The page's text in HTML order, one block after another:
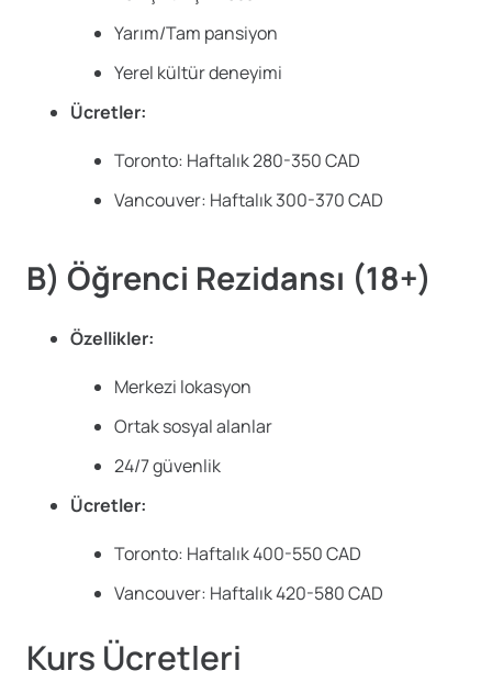
Yarım/Tam pansiyon
Yerel kültür deneyimi
Ücretler:
Toronto: Haftalık 280-350 CAD
Vancouver: Haftalık 300-370 CAD
B) Öğrenci Rezidansı (18+)
Özellikler:
Merkezi lokasyon
Ortak sosyal alanlar
24/7 güvenlik
Ücretler:
Toronto: Haftalık 400-550 CAD
Vancouver: Haftalık 420-580 CAD
Kurs Ücretleri